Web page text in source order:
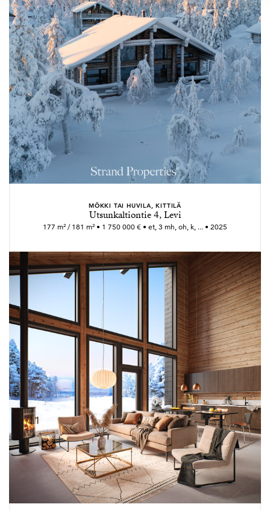
MÖKKI TAI HUVILA, KITTILÄ
Utsunkaltiontie 4, Levi
177 m² / 181 m² • 1 750 000 € • et, 3 mh, oh, k, ... • 2025